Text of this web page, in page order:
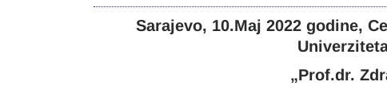
Sarajevo, 10.Maj 2022 godine,
„Prof.dr.